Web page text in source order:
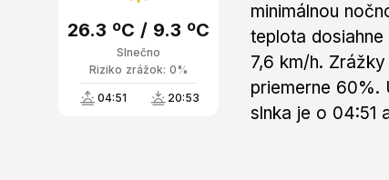
Slnečno
26.3 ºC / 9.3 ºC
Riziko zrážok: 0%
04:51 20:53
minimálnou
teplota
7,6 km/h.
priemerne 60%.
slnka je o 04:51